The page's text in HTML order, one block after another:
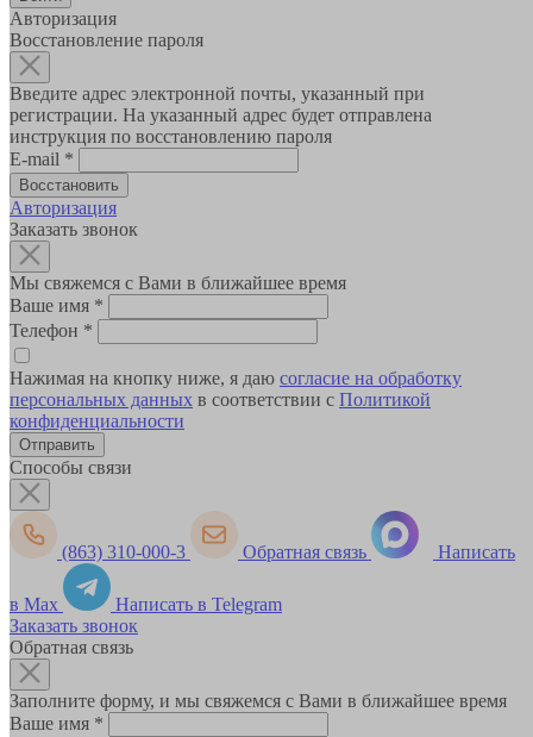
Авторизация
Восстановление пароля
Введите адрес электронной почты, указанный при
регистрации. На указанный адрес будет отправлена
инструкция по восстановлению пароля
E-mail *
Авторизация
Заказать звонок
Мы свяжемся с Вами в ближайшее время
Ваше имя *
Телефон *
Нажимая на кнопку ниже, я даю согласие на обработку
персональных данных в соответствии с Политикой
конфиденциальности
Способы связи
(863) 310-000-3 Обратная связь Написать
в Max
Написать в Telegram
Заказать звонок
Обратная связь
Заполните форму, и мы свяжемся с Вами в ближайшее время
Ваше имя *